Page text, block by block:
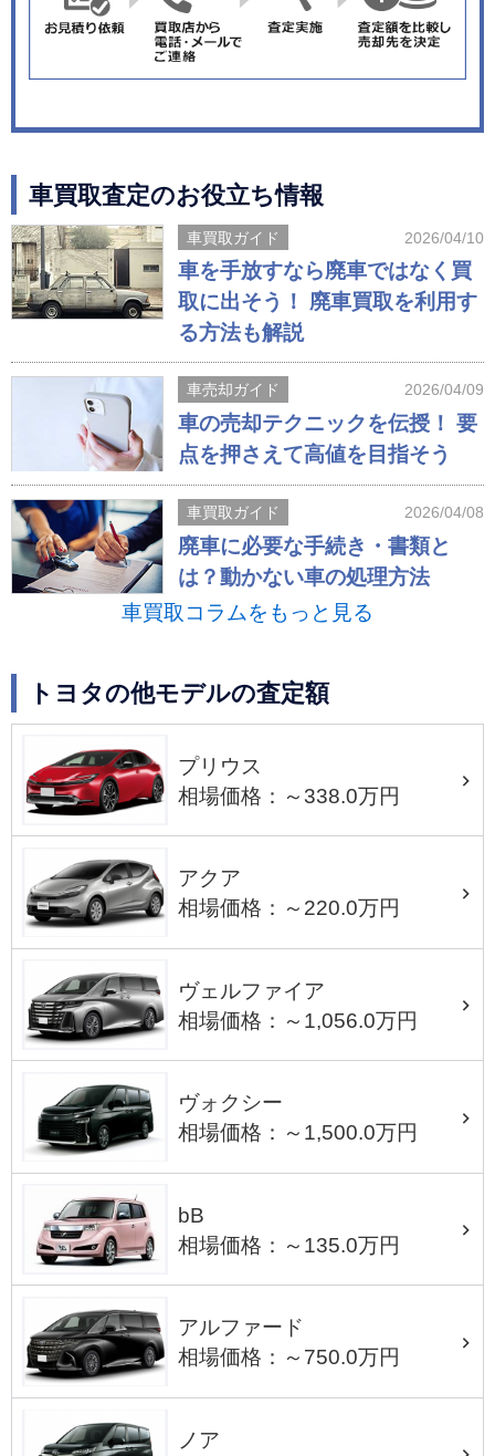
車買取査定のお役立ち情報
車買取ガイド 2026/04/10
車を手放すなら廃車ではなく買
取に出そう！ 廃車買取を利用す
る方法も解説
車売却ガイド 2026/04/09
車の売却テクニックを伝授！ 要
点を押さえて高値を目指そう
車買取ガイド 2026/04/08
廃車に必要な手続き・書類と
は？動かない車の処理方法
車買取コラムをもっと見る
トヨタの他モデルの査定額
プリウス
相場価格：～338.0万円
アクア
相場価格：～220.0万円
ヴェルファイア
相場価格：～1,056.0万円
ヴォクシー
相場価格：～1,500.0万円
bB
相場価格：～135.0万円
アルファード
相場価格：～750.0万円
ノア